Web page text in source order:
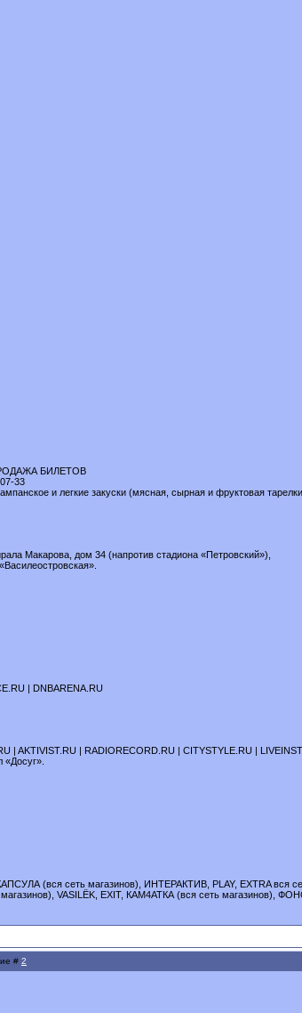
БИЛЕТОВ
33
и легкие закуски (мясная, сырная и фруктовая
Макарова, дом 34 (напротив стадиона «Петровский»),
| DNBARENA.RU
| AKTIVIST.RU | RADIORECORD.RU | CITYSTYLE.RU |
(вся сеть магазинов), ИНТЕРАКТИВ, PLAY, EXTRA вся
VASILЁK, EXIT, КАМ4АТКА (вся сеть магазинов),
# 2